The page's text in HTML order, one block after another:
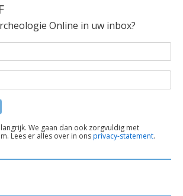
Online in uw inbox?
We gaan dan ook zorgvuldig met
Lees er alles over in onsprivacy-statement.